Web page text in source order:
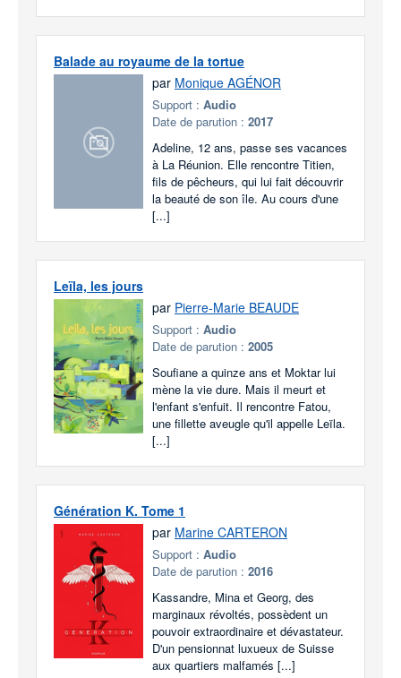
Balade au royaume de la tortue
par Monique AGÉNOR
Support : Audio
Date de parution : 2017
Adeline, 12 ans, passe ses vacances
à La Réunion. Elle rencontre Titien,
fils de pêcheurs, qui lui fait découvrir
la beauté de son île. Au cours d'une
[...]
Leïla, les jours
par Pierre-Marie BEAUDE
Support : Audio
Date de parution : 2005
Soufiane a quinze ans et Moktar lui
mène la vie dure. Mais il meurt et
l'enfant s'enfuit. Il rencontre Fatou,
une fillette aveugle qu'il appelle Leïla.
[...]
Génération K. Tome 1
par Marine CARTERON
Support : Audio
Date de parution : 2016
Kassandre, Mina et Georg, des
marginaux révoltés, possèdent un
pouvoir extraordinaire et dévastateur.
D'un pensionnat luxueux de Suisse
aux quartiers malfamés [...]